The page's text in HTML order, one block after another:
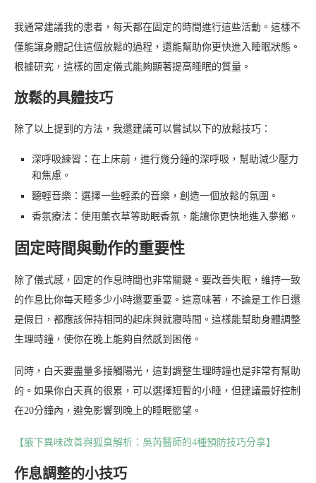
我通常建議我的患者，每天都在固定的時間進行這些活動。這樣不
僅能讓身體記住這個放鬆的過程，還能幫助你更快進入睡眠狀態。
根據研究，這樣的固定儀式能夠顯著提高睡眠的質量。
放鬆的具體技巧
除了以上提到的方法，我還建議可以嘗試以下的放鬆技巧：
深呼吸練習：在上床前，進行幾分鐘的深呼吸，幫助減少壓力
和焦慮。
聽輕音樂：選擇一些輕柔的音樂，創造一個放鬆的氛圍。
香氛療法：使用薰衣草等助眠香氛，能讓你更快地進入夢鄉。
固定時間與動作的重要性
除了儀式感，固定的作息時間也非常關鍵。要改善失眠，維持一致
的作息比你每天睡多少小時還要重要。這意味著，不論是工作日還
是假日，都應該保持相同的起床與就寢時間。這樣能幫助身體調整
生理時鐘，使你在晚上能夠自然感到困倦。
同時，白天要盡量多接觸陽光，這對調整生理時鐘也是非常有幫助
的。如果你白天真的很累，可以選擇短暫的小睡，但建議最好控制
在20分鐘內，避免影響到晚上的睡眠慾望。
【腋下異味改善與狐臭解析：吳芮醫師的4種預防技巧分享】
作息調整的小技巧